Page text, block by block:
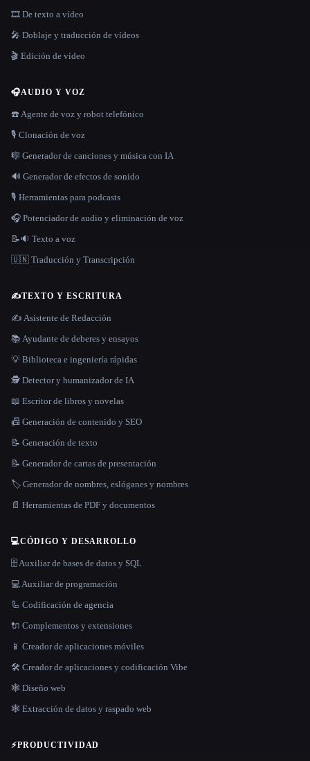
🎞️ De texto a vídeo
🎤 Doblaje y traducción de vídeos
🎬 Edición de vídeo
🎧AUDIO Y VOZ
☎️ Agente de voz y robot telefónico
🎙️ Clonación de voz
🎼 Generador de canciones y música con IA
🔊 Generador de efectos de sonido
🎙️ Herramientas para podcasts
🎧 Potenciador de audio y eliminación de voz
📝🔉 Texto a voz
🇺🇳 Traducción y Transcripción
✍️TEXTO Y ESCRITURA
✍️ Asistente de Redacción
📚 Ayudante de deberes y ensayos
💡 Biblioteca e ingeniería rápidas
🕵️ Detector y humanizador de IA
📖 Escritor de libros y novelas
📠 Generación de contenido y SEO
📝 Generación de texto
📝 Generador de cartas de presentación
🏷️ Generador de nombres, eslóganes y nombres
📄 Herramientas de PDF y documentos
💻CÓDIGO Y DESARROLLO
🗄️ Auxiliar de bases de datos y SQL
💻 Auxiliar de programación
🦾 Codificación de agencia
🔌 Complementos y extensiones
📱 Creador de aplicaciones móviles
🛠️ Creador de aplicaciones y codificación Vibe
🕸 Diseño web
🕸️ Extracción de datos y raspado web
⚡PRODUCTIVIDAD